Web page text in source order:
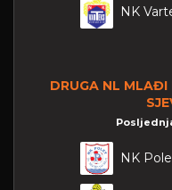
NK
DRUGA NL MLAĐI
NK